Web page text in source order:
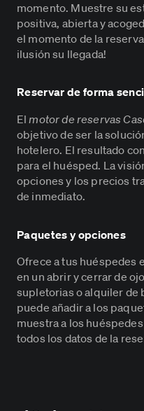
momento. Muestre su
positiva, abierta y
el momento de la
ilusión su llegada!
Reservar de forma
Elmotor de reservas
objetivo de ser la
hotelero. El resultado
para el huésped. La
opciones y los precios
de inmediato.
Paquetes y opciones
Ofrece a tus huéspedes
en un abrir y cerrar de
supletorias o alquiler de
puede añadir a los
muestra a los
todos los datos de la